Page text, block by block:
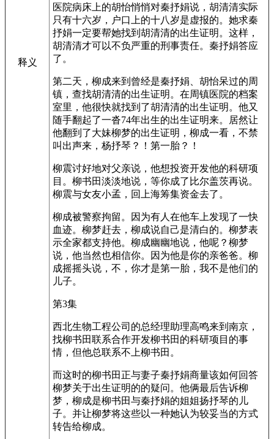
释义
医院病床上的胡怡悄悄对秦抒娟说，胡清清实际
只有十六岁，户口上的十八岁是虚报的。她求秦
抒娟一定要帮她找到胡清清的出生证明。这样，
胡清清才可以不负严重的刑事责任。秦抒娟答应
了。
第二天，柳成来到曾经是秦抒娟、胡怡呆过的周
镇，查找胡清清的出生证明。在周镇医院的档案
室里，他很快就找到了胡清清的出生证明。他又
随手翻起了一沓74年出生的出生证明来。居然让
他翻到了大妹柳梦的出生证明，柳成一看，不禁
叫出声来，杨抒琴？！第一胎？！
柳震讨好地对父亲说，他想投资开发他的科研项
目。柳书田淡淡地说，等你成了比尔盖茨再说。
柳震与女友小孟，回上海筹集资金去了。
柳成被警察拘留。因为有人在他车上发现了一快
血迹。柳梦赶去，柳成说自己是清白的。柳梦表
示全家都支持他。柳成幽幽地说，他呢？柳梦
说，他当然也相信你。因为他是你的亲爸爸。柳
成摇摇头说，不，你才是第一胎，我不是他们的
儿子。
第3集
西北生物工程公司的总经理助理高鸣来到南京，
找柳书田联系合作开发柳书田的科研项目的事
情，但他总联系不上柳书田。
而这时的柳书田正与妻子秦抒娟商量该如何回答
柳梦关于出生证明的的疑问。他俩最后告诉柳
梦，柳成是柳书田与秦抒娟的姐姐扬抒琴的儿
子。并让柳梦将这些以一种她认为较妥当的方式
转告给柳成。